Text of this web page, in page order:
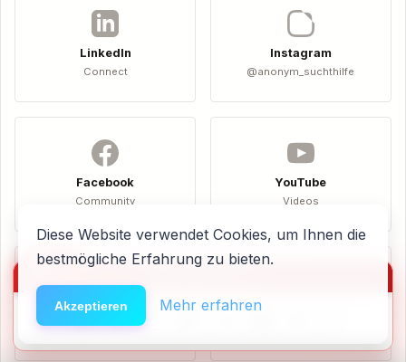
LinkedIn
Connect
Instagram
@anonym_suchthilfe
Facebook
Community
YouTube
Videos
Spotify
Podcasts
🆘Hilfe
Diese Website verwendet Cookies, um Ihnen die
bestmögliche Erfahrung zu bieten.
Akzeptieren Mehr erfahren